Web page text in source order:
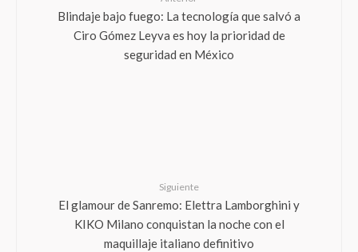
Blindaje bajo fuego: La tecnología que salvó a
Ciro Gómez Leyva es hoy la prioridad de
seguridad en México
Siguiente
El glamour de Sanremo: Elettra Lamborghini y
KIKO Milano conquistan la noche con el
maquillaje italiano definitivo